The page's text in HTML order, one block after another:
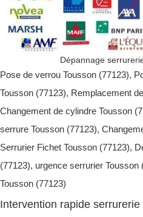
Dépannage
Pose de verrou Tousson (77123),
Tousson (77123), Remplacement
Changement de cylindre Tousson
serrure Tousson (77123),
Serrurier Fichet Tousson (77123),
(77123), urgence serrurier
Tousson (77123)
Intervention rapide